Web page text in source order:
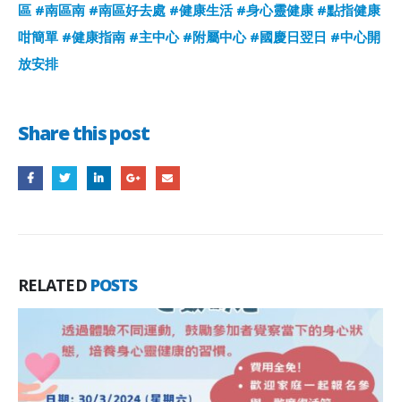
區 #南區南 #南區好去處 #健康生活 #身心靈健康 #點指健康
咁簡單 #健康指南 #主中心 #附屬中心 #國慶日翌日 #中心開
放安排
Share this post
RELATED POSTS